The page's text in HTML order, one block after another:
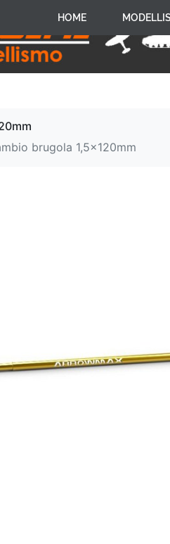
HOME
brugola 1,5x120mm